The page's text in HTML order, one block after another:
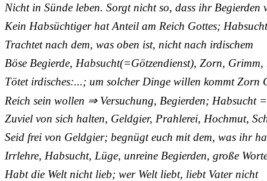
Nicht in Sünde leben. Sorgt nicht so, dass ihr Begierden
Kein Habsüchtiger hat Anteil am Reich Gottes;
Trachtet nach dem, was oben ist, nicht nach irdischem
Böse Begierde, Habsucht(=Götzendienst), Zorn, Grimm,
Tötet irdisches:...; um solcher Dinge willen kommt Zorn
Reich sein wollen ⇒ Versuchung, Begierden; Habsucht
Zuviel von sich halten, Geldgier, Prahlerei, Hochmut,
Seid frei von Geldgier; begnügt euch mit dem, was ihr
Irrlehre, Habsucht, Lüge, unreine Begierden, große
Habt die Welt nicht lieb; wer Welt liebt, liebt Vater nicht